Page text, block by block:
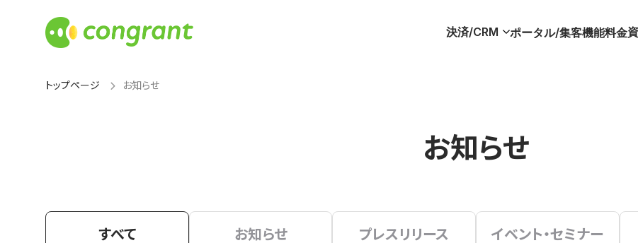
決済/CRM ポータル/集客機能料金
トップページ お知らせ
お知らせ
すべて お知らせ プレスリリース イベント・セミナー